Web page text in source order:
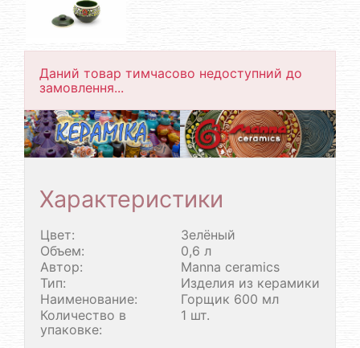
Даний товар тимчасово недоступний до
замовлення...
Характеристики
Цвет:
Зелёный
Объем:
0,6 л
Автор:
Manna ceramics
Тип:
Изделия из керамики
Наименование:
Горщик 600 мл
Количество в
упаковке:
1 шт.